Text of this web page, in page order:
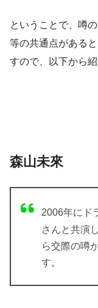
ということで、噂
等の共通点がある
すので、以下から
森山未來
2006年にド
さんと共演
ら交際の噂
す。